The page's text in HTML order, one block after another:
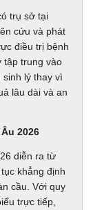
trụ sở tại
cứu và phát
điều trị bệnh
tập trung vào
lý thay vì
lâu dài và an
2026
diễn ra từ
khẳng định
cầu. Với quy
trực tiếp,